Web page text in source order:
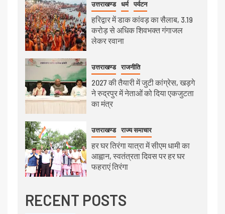
उत्तराखण्ड धर्म पर्यटन
हरिद्वार में डाक कांवड़ का सैलाब, 3.19
करोड़ से अधिक शिवभक्त गंगाजल
लेकर रवाना
उत्तराखण्ड राजनीति
2027 की तैयारी में जुटी कांग्रेस, खड़गे
ने रुद्रपुर में नेताओं को दिया एकजुटता
का मंत्र
उत्तराखण्ड राज्य समाचार
हर घर तिरंगा यात्रा में सीएम धामी का
आह्वान, स्वतंत्रता दिवस पर हर घर
फहराएं तिरंगा
RECENT POSTS